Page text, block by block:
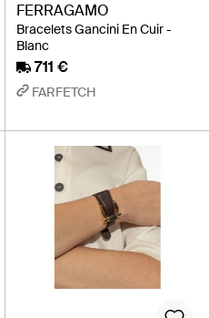
FERRAGAMO
Bracelets Gancini En Cuir -
Blanc
711 €
FARFETCH